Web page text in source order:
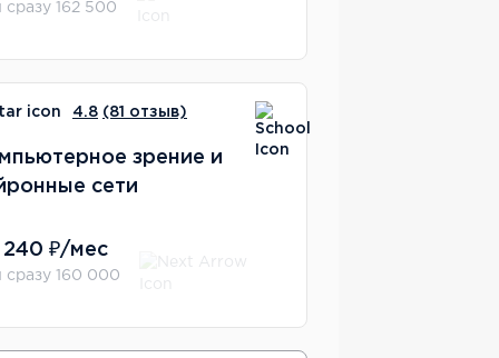
сразу 162 500
4.8 (81 отзыв)
зрение и
сети
240 ₽/мес
сразу 160 000